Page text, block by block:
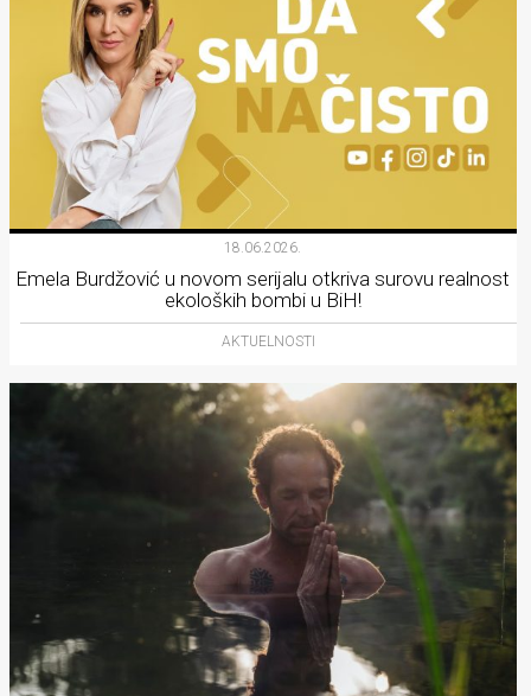
18.06.2026.
Emela Burdžović u novom serijalu otkriva surovu realnost
ekoloških bombi u BiH!
AKTUELNOSTI